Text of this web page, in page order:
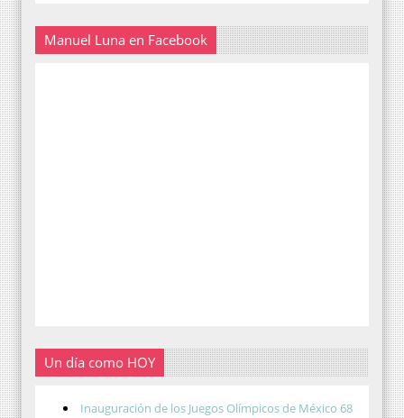
Manuel Luna en Facebook
Un día como HOY
Inauguración de los Juegos Olímpicos de México 68